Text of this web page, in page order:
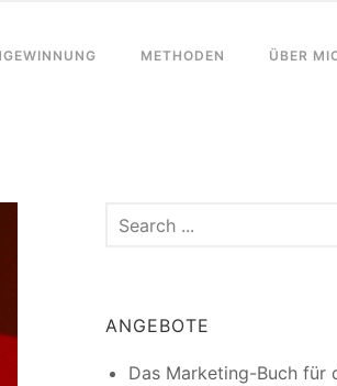
METHODEN ÜBER
ANGEBOTE
Das Marketing-Buch für